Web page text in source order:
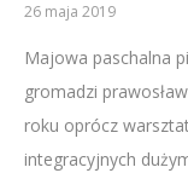
26 maja 2019
Majowa paschalna
gromadzi
roku oprócz
integracyjnych